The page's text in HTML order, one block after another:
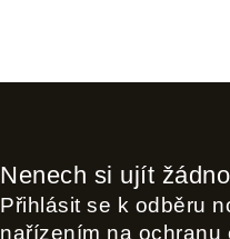
Nenech si ujít
Přihlásit se k odběru
nařízením na ochranu